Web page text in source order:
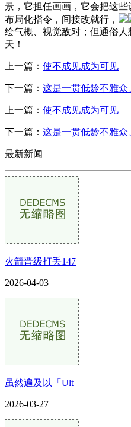
景，它担任画画，它会把这些
布局化指令，间接改就行，
绘气概、视觉敌对；但通俗
天！
上一篇： 使不成见成为可见
下一篇： 这是一贯低龄不雅
上一篇： 使不成见成为可见
下一篇： 这是一贯低龄不雅
最新新闻
火箭晋级打丢147
2026-04-03
虽然遍及以「Ult
2026-03-27